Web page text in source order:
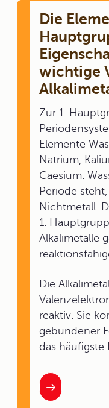
Die
wichtige
Zur 1.
Elemente
Natrium,
Caesium.
Periode
Nichtmetall.
1.
Alkalimetalle
Die
reaktiv. Sie
gebundener
das häufigste